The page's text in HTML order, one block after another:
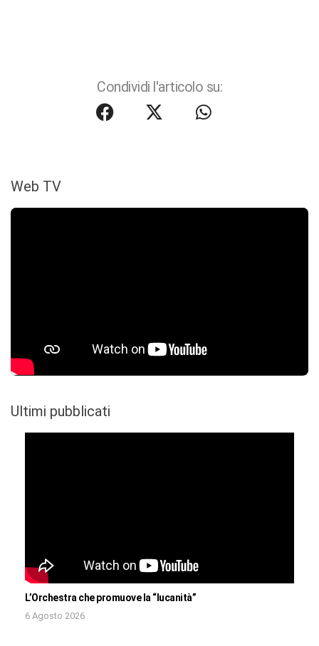
Condividi l'articolo su:
Web TV
Ultimi pubblicati
L’Orchestra che promuove la “lucanità”
6 Agosto 2026